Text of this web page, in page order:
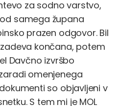
za sodno varstvo,
od samega župana
prazen odgovor. Bil
končana, potem
Davčno izvršbo
omenjenega
so objavljeni v
S tem mi je MOL